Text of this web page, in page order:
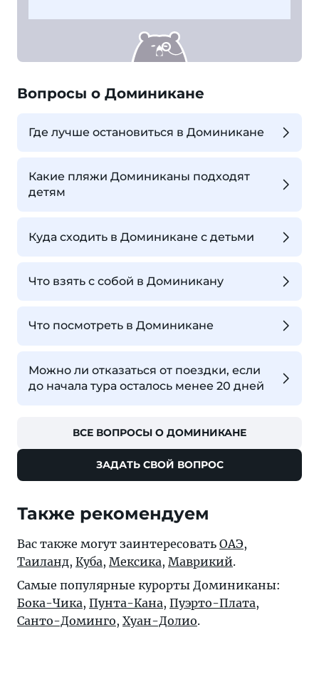
Вопросы о Доминикане
Где лучше остановиться в Доминикане
Какие пляжи Доминиканы подходят
детям
Куда сходить в Доминикане с детьми
Что взять с собой в Доминикану
Что посмотреть в Доминикане
Можно ли отказаться от поездки, если
до начала тура осталось менее 20 дней
ВСЕ ВОПРОСЫ О ДОМИНИКАНЕ
ЗАДАТЬ СВОЙ ВОПРОС
Также рекомендуем
Вас также могут заинтересовать ОАЭ,
Таиланд, Куба, Мексика, Маврикий.
Самые популярные курорты Доминиканы:
Бока-Чика, Пунта-Кана, Пуэрто-Плата,
Санто-Доминго, Хуан-Долио.